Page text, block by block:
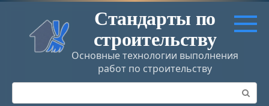
Перейти
контенту
Стандарты по
строительству
Основные технологии выполнения
работ по строительству
Поиск: